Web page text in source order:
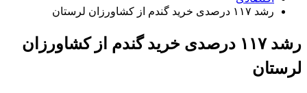
رشد ۱۱۷ درصدی خرید گندم از کشاورزان لرستان
رشد ۱۱۷ درصدی خرید گندم از کشاورزان
لرستان